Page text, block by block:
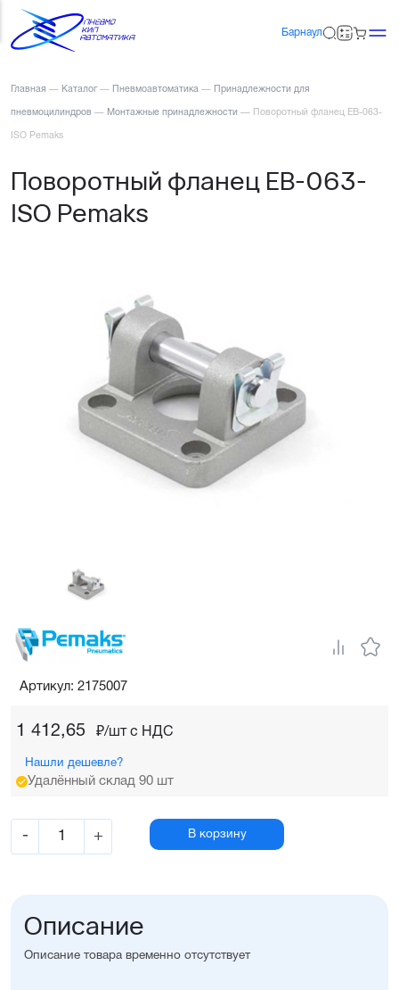
Барнаул
Главная — Каталог — Пневмоавтоматика — Принадлежности для
пневмоцилиндров — Монтажные принадлежности — Поворотный фланец EB-063-
ISO Pemaks
Поворотный фланец EB-063-
ISO Pemaks
1 412,65 ₽/шт c НДС
Нашли дешевле?
Удалённый склад 90 шт
- + В корзину
Артикул: 2175007
Описание
Описание товара временно отсутствует